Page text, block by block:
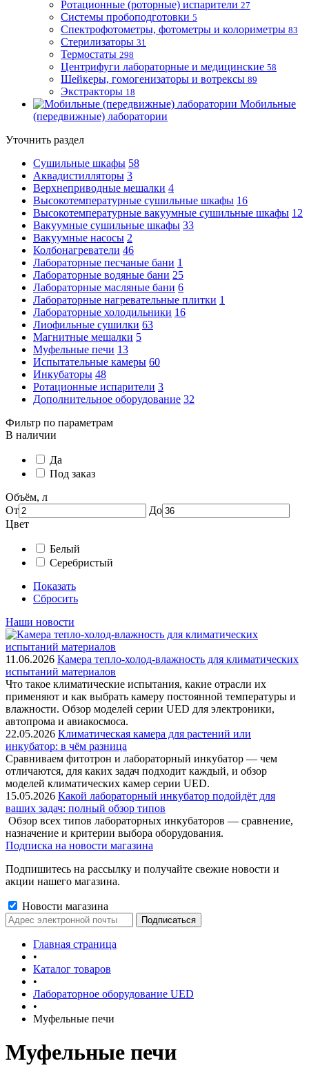
Ротационные (роторные) испарители 27
Системы пробоподготовки 5
Спектрофотометры, фотометры и колориметры 83
Стерилизаторы 31
Термостаты 298
Центрифуги лабораторные и медицинские 58
Шейкеры, гомогенизаторы и вотрексы 89
Экстракторы 18
Мобильные
(передвижные) лаборатории
Уточнить раздел
Сушильные шкафы 58
Аквадистилляторы 3
Верхнеприводные мешалки 4
Высокотемпературные сушильные шкафы 16
Высокотемпературные вакуумные сушильные шкафы 12
Вакуумные сушильные шкафы 33
Вакуумные насосы 2
Колбонагреватели 46
Лабораторные песчаные бани 1
Лабораторные водяные бани 25
Лабораторные масляные бани 6
Лабораторные нагревательные плитки 1
Лабораторные холодильники 16
Лиофильные сушилки 63
Магнитные мешалки 5
Муфельные печи 13
Испытательные камеры 60
Инкубаторы 48
Ротационные испарители 3
Дополнительное оборудование 32
Фильтр по параметрам
В наличии
Да
Под заказ
Объём, л
От
До
Цвет
Белый
Серебристый
Показать
Сбросить
Наши новости
11.06.2026 Камера тепло-холод-влажность для климатических
испытаний материалов
Что такое климатические испытания, какие отрасли их
применяют и как выбрать камеру постоянной температуры и
влажности. Обзор моделей серии UED для электроники,
автопрома и авиакосмоса.
22.05.2026 Климатическая камера для растений или
инкубатор: в чём разница
Сравниваем фитотрон и лабораторный инкубатор — чем
отличаются, для каких задач подходит каждый, и обзор
моделей климатических камер серии UED.
15.05.2026 Какой лабораторный инкубатор подойдёт для
ваших задач: полный обзор типов
Обзор всех типов лабораторных инкубаторов — сравнение,
назначение и критерии выбора оборудования.
Подписка на новости магазина
Подпишитесь на рассылку и получайте свежие новости и
акции нашего магазина.
Новости магазина
Главная страница
•
Каталог товаров
•
Лабораторное оборудование UED
•
Муфельные печи
Муфельные печи